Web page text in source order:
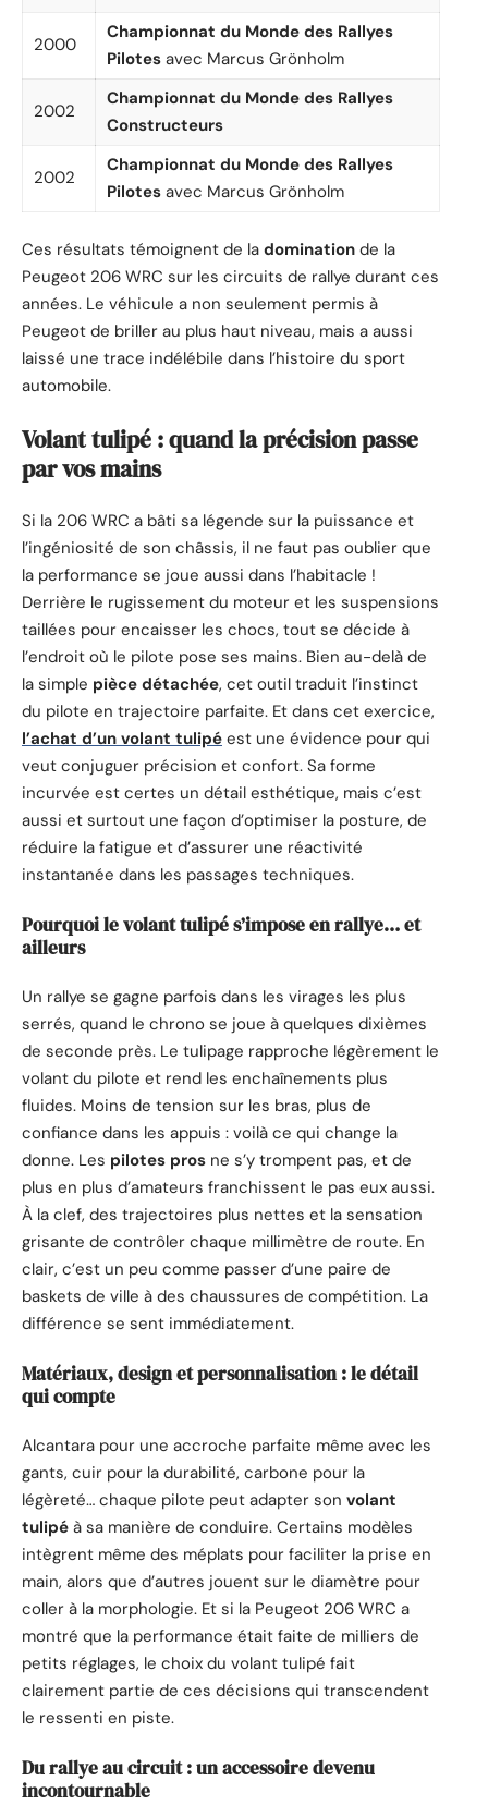
2000
Championnat du Monde des Rallyes
Pilotes avec Marcus Grönholm
2002
Championnat du Monde des Rallyes
Constructeurs
2002
Championnat du Monde des Rallyes
Pilotes avec Marcus Grönholm
Ces résultats témoignent de la domination de la
Peugeot 206 WRC sur les circuits de rallye durant ces
années. Le véhicule a non seulement permis à
Peugeot de briller au plus haut niveau, mais a aussi
laissé une trace indélébile dans l’histoire du sport
automobile.
Volant tulipé : quand la précision passe
par vos mains
Si la 206 WRC a bâti sa légende sur la puissance et
l’ingéniosité de son châssis, il ne faut pas oublier que
la performance se joue aussi dans l’habitacle !
Derrière le rugissement du moteur et les suspensions
taillées pour encaisser les chocs, tout se décide à
l’endroit où le pilote pose ses mains. Bien au-delà de
la simple pièce détachée, cet outil traduit l’instinct
du pilote en trajectoire parfaite. Et dans cet exercice,
l’achat d’un volant tulipé est une évidence pour qui
veut conjuguer précision et confort. Sa forme
incurvée est certes un détail esthétique, mais c’est
aussi et surtout une façon d’optimiser la posture, de
réduire la fatigue et d’assurer une réactivité
instantanée dans les passages techniques.
Pourquoi le volant tulipé s’impose en rallye… et
ailleurs
Un rallye se gagne parfois dans les virages les plus
serrés, quand le chrono se joue à quelques dixièmes
de seconde près. Le tulipage rapproche légèrement le
volant du pilote et rend les enchaînements plus
fluides. Moins de tension sur les bras, plus de
confiance dans les appuis : voilà ce qui change la
donne. Les pilotes pros ne s’y trompent pas, et de
plus en plus d’amateurs franchissent le pas eux aussi.
À la clef, des trajectoires plus nettes et la sensation
grisante de contrôler chaque millimètre de route. En
clair, c’est un peu comme passer d’une paire de
baskets de ville à des chaussures de compétition. La
différence se sent immédiatement.
Matériaux, design et personnalisation : le détail
qui compte
Alcantara pour une accroche parfaite même avec les
gants, cuir pour la durabilité, carbone pour la
légèreté… chaque pilote peut adapter son volant
tulipé à sa manière de conduire. Certains modèles
intègrent même des méplats pour faciliter la prise en
main, alors que d’autres jouent sur le diamètre pour
coller à la morphologie. Et si la Peugeot 206 WRC a
montré que la performance était faite de milliers de
petits réglages, le choix du volant tulipé fait
clairement partie de ces décisions qui transcendent
le ressenti en piste.
Du rallye au circuit : un accessoire devenu
incontournable